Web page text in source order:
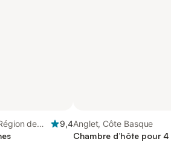
de
9,4Anglet, Côte Basque
Chambre d’hôte pour